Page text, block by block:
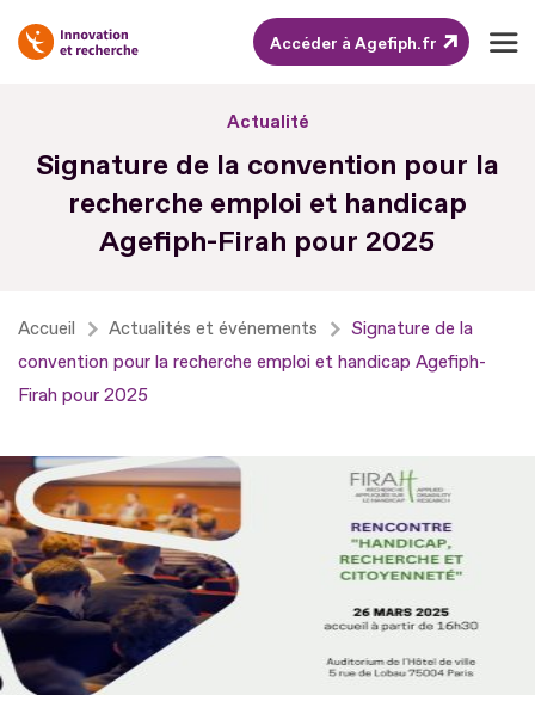
contenu
de
page
Accéder à Agefiph.fr
Actualité
Signature de la convention pour la
recherche emploi et handicap
Agefiph-Firah pour 2025
Accueil Actualités et événements
Signature de la
convention pour la recherche emploi et handicap Agefiph-
Firah pour 2025